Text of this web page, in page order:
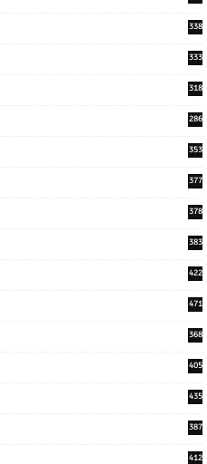
338
333
318
286
353
377
378
383
422
471
368
405
435
387
412